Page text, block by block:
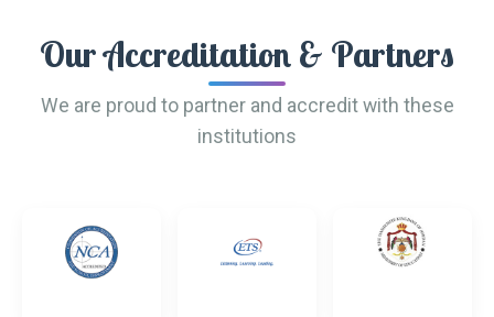
Our Accreditation & Partners
We are proud to partner and accredit with these
institutions